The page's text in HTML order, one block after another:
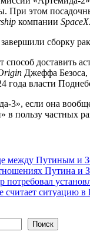
При этом
компании SpaceX.
способ доставить
Джеффа Безоса,
власти
3», если она
в пользу частных
между Путиным и
Путина и
считает ситуацию в
Поиск